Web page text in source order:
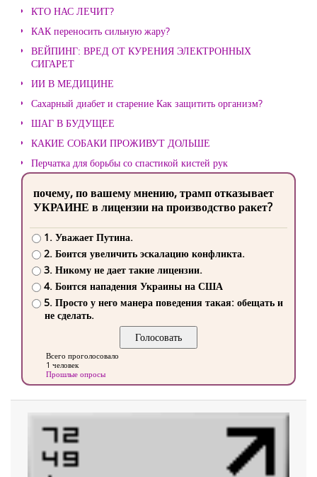
КТО НАС ЛЕЧИТ?
КАК переносить сильную жару?
ВЕЙПИНГ: ВРЕД ОТ КУРЕНИЯ ЭЛЕКТРОННЫХ
СИГАРЕТ
ИИ В МЕДИЦИНЕ
Сахарный диабет и старение Как защитить организм?
ШАГ В БУДУЩЕЕ
КАКИЕ СОБАКИ ПРОЖИВУТ ДОЛЬШЕ
Перчатка для борьбы со спастикой кистей рук
почему, по вашему мнению, трамп отказывает
УКРАИНЕ в лицензии на производство ракет?
1. Уважает Путина.
2. Боится увеличить эскалацию конфликта.
3. Никому не дает такие лицензии.
4. Боится нападения Украины на США
5. Просто у него манера поведения такая: обещать и
не сделать.
Всего проголосовало
1 человек
Прошлые опросы